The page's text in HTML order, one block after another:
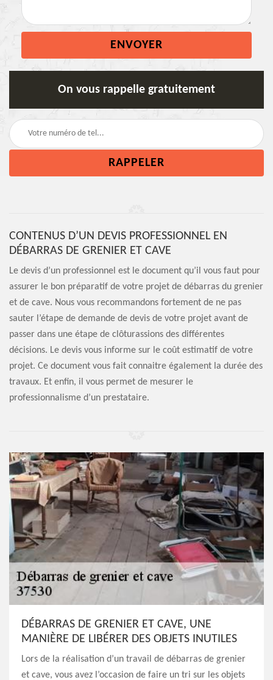
On vous rappelle gratuitement
CONTENUS D’UN DEVIS PROFESSIONNEL EN
DÉBARRAS DE GRENIER ET CAVE
Le devis d’un professionnel est le document qu’il vous faut pour
assurer le bon préparatif de votre projet de débarras du grenier
et de cave. Nous vous recommandons fortement de ne pas
sauter l’étape de demande de devis de votre projet avant de
passer dans une étape de clôturassions des différentes
décisions. Le devis vous informe sur le coût estimatif de votre
projet. Ce document vous fait connaitre également la durée des
travaux. Et enfin, il vous permet de mesurer le
professionnalisme d’un prestataire.
DÉBARRAS DE GRENIER ET CAVE, UNE
MANIÈRE DE LIBÉRER DES OBJETS INUTILES
Lors de la réalisation d’un travail de débarras de grenier
et cave, vous avez l’occasion de faire un tri sur les objets